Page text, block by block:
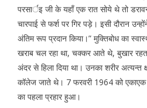
परसार्इ जी के यहाँ एक रात सोये थे तो
चारपाई से फर्श पर गिर पड़े। इसी दौरान
अंतिम रूप प्रदान किया।” मुक्तिबोध का
खराब चल रहा था, चक्कर आते थे, बुखार
अंदर से हिला दिया था। उनका शरीर अत्यन्त
कॉलेज जाते थे। 7 फरवरी 1964 को एकाएक
का पहला प्रहार हुआ।